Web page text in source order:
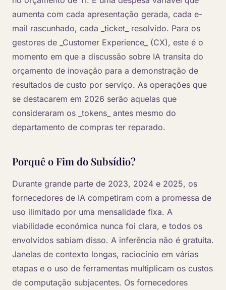
aumenta com cada apresentação gerada, cada e-
mail rascunhado, cada _ticket_ resolvido. Para os
gestores de _Customer Experience_ (CX), este é o
momento em que a discussão sobre IA transita do
orçamento de inovação para a demonstração de
resultados de custo por serviço. As operações que
se destacarem em 2026 serão aquelas que
consideraram os _tokens_ antes mesmo do
departamento de compras ter reparado.
Porquê o Fim do Subsídio?
Durante grande parte de 2023, 2024 e 2025, os
fornecedores de IA competiram com a promessa de
uso ilimitado por uma mensalidade fixa. A
viabilidade económica nunca foi clara, e todos os
envolvidos sabiam disso. A inferência não é gratuita.
Janelas de contexto longas, raciocínio em várias
etapas e o uso de ferramentas multiplicam os custos
de computação subjacentes. Os fornecedores